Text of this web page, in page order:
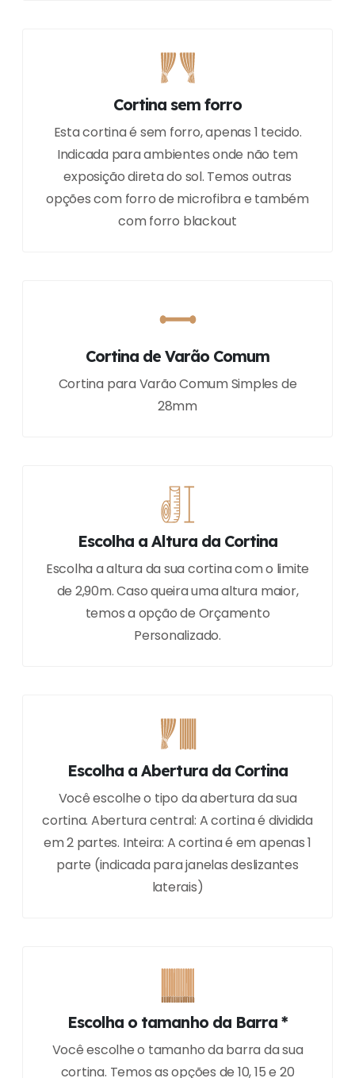
Cortina sem forro
Esta cortina é sem forro, apenas 1 tecido.
Indicada para ambientes onde não tem
exposição direta do sol. Temos outras
opções com forro de microfibra e também
com forro blackout
Cortina de Varão Comum
Cortina para Varão Comum Simples de
28mm
Escolha a Altura da Cortina
Escolha a altura da sua cortina com o limite
de 2,90m. Caso queira uma altura maior,
temos a opção de Orçamento
Personalizado.
Escolha a Abertura da Cortina
Você escolhe o tipo da abertura da sua
cortina. Abertura central: A cortina é dividida
em 2 partes. Inteira: A cortina é em apenas 1
parte (indicada para janelas deslizantes
laterais)
Escolha o tamanho da Barra *
Você escolhe o tamanho da barra da sua
cortina. Temos as opções de 10, 15 e 20